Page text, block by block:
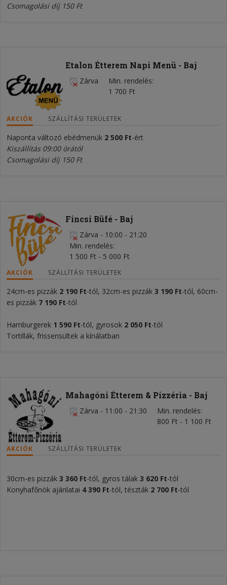
Csomagolási díj 150 Ft
Etalon Étterem Napi Menü - Baj
Zárva
Min. rendelés
1 700 Ft
AKCIÓK SZÁLLÍTÁSI TERÜLETEK
Naponta változó ebédmenük 2 500 Ft-ért
Kiszállítás 09:00 órától
Csomagolási díj 150 Ft
Fincsi Büfé - Baj
Zárva - 10:00 - 21:20
Min. rendelés
1 500 Ft - 5 000 Ft
AKCIÓK SZÁLLÍTÁSI TERÜLETEK
24cm-es pizzák 2 190 Ft-tól, 32cm-es pizzák 3 190 Ft-tól, 60cm-
es pizzák 7 190 Ft-tól
Hamburgerek 1 590 Ft-tól, gyrosok 2 050 Ft-tól
Tortillák, frissensültek a kínálatban
Mahagóni Étterem & Pizzéria - Baj
Zárva - 11:00 - 21:30
Min. rendelés
800 Ft - 1 100 Ft
AKCIÓK SZÁLLÍTÁSI TERÜLETEK
30cm-es pizzák 3 360 Ft-tól, gyros tálak 3 620 Ft-tól
Konyhafőnök ajánlatai 4 390 Ft-tól, tészták 2 700 Ft-tól